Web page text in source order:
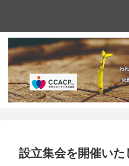
設立集会を開催いた